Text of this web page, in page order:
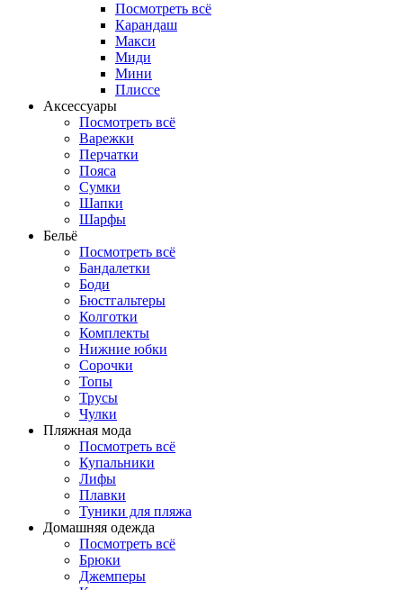
Посмотреть всё
Карандаш
Макси
Миди
Мини
Плиссе
Аксессуары
Посмотреть всё
Варежки
Перчатки
Пояса
Сумки
Шапки
Шарфы
Бельё
Посмотреть всё
Бандалетки
Боди
Бюстгальтеры
Колготки
Комплекты
Нижние юбки
Сорочки
Топы
Трусы
Чулки
Пляжная мода
Посмотреть всё
Купальники
Лифы
Плавки
Туники для пляжа
Домашняя одежда
Посмотреть всё
Брюки
Джемперы